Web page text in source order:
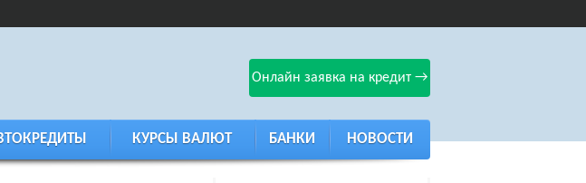
Онлайн заявка на кредит →
КУРСЫ ВАЛЮТ БАНКИ НОВОСТИ